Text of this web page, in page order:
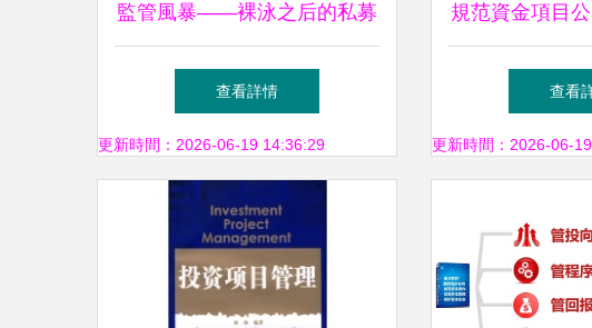
監管風暴——裸泳之后的私募
生存防線
查看詳情
更新時間：2026-06-19 14:36:29
規范資金項目
管理的
查看
更新時間：2026-06-